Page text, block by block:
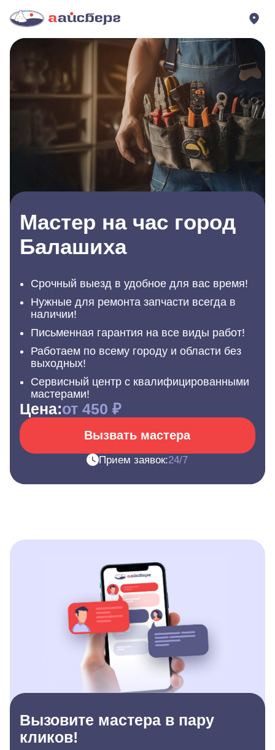
Мастер на час город
Балашиха
Срочный выезд в удобное для вас время!
Нужные для ремонта запчасти всегда в
наличии!
Письменная гарантия на все виды работ!
Работаем по всему городу и области без
выходных!
Сервисный центр с квалифицированными
мастерами!
Цена:от 450 ₽
Вызвать мастера
Прием заявок:24/7
Вызовите мастера в пару
кликов!